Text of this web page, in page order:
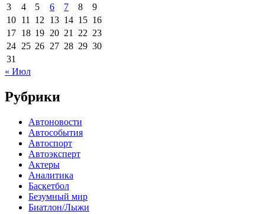
3
4 5 6 7 8
9
10 11 12 13 14 15 16
17 18 19 20 21 22 23
24 25 26 27 28 29 30
31
« Июл
Рубрики
Автоновости
Автособытия
Автоспорт
Автоэксперт
Актеры
Аналитика
Баскетбол
Безумный мир
Биатлон/Лыжи